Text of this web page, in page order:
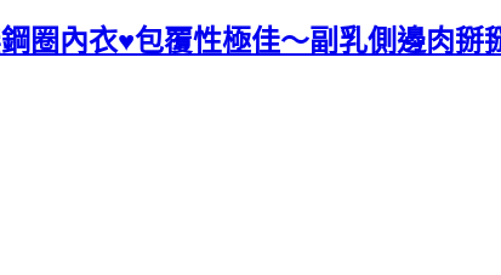
圈內衣♥包覆性極佳～副乳側邊肉掰